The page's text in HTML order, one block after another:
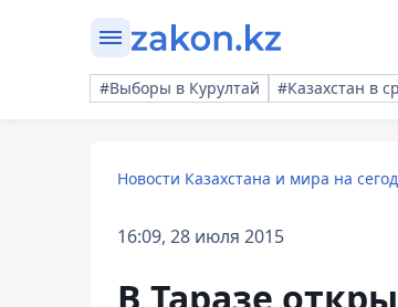
#Выборы в Курултай #Казахстан в
Новости Казахстана и мира на
16:09, 28 июля 2015